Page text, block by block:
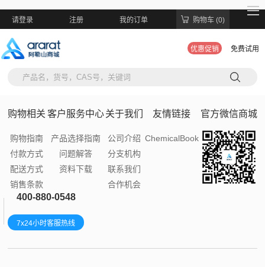
请登录 注册 我的订单 购物车 (0)
优惠促销 免费试用
购物相关
购物指南
付款方式
配送方式
销售条款
客户服务中心
产品选择指南
问题解答
资料下载
关于我们
公司介绍
分支机构
联系我们
合作机会
友情链接
ChemicalBook
官方微信商城
400-880-0548
7x24小时客服热线